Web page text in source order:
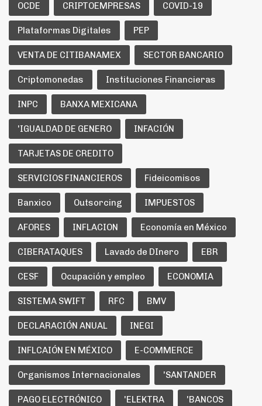
OCDE CRIPTOEMPRESAS COVID-19
Plataformas Digitales PEP
VENTA DE CITIBANAMEX SECTOR BANCARIO
Criptomonedas Instituciones Financieras
INPC BANXA MEXICANA
'IGUALDAD DE GENERO INFACIÓN
TARJETAS DE CREDITO
SERVICIOS FINANCIEROS Fideicomisos
Banxico Outsorcing IMPUESTOS
AFORES INFLACION Economía en México
CIBERATAQUES Lavado de DInero EBR
CESF Ocupación y empleo ECONOMIA
SISTEMA SWIFT RFC BMV
DECLARACIÓN ANUAL INEGI
INFLCAIÓN EN MÉXICO E-COMMERCE
Organismos Internacionales 'SANTANDER
PAGO ELECTRÓNICO 'ELEKTRA 'BANCOS